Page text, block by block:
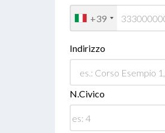
+39
Indirizzo
N.Civico